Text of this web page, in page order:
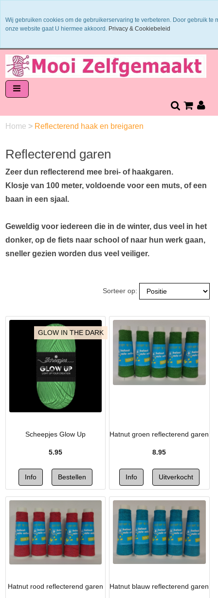
Garens worden uit 1 verfbad verzonden
Veilig online betalen of zelf overschrijven
Home > Reflecterend haak en breigaren
Reflecterend garen
Zeer dun reflecterend mee brei- of haakgaren.
Klosje van 100 meter, voldoende voor een muts, of een
baan in een sjaal.
Geweldig voor iedereen die in de winter, dus veel in het
donker, op de fiets naar school of naar hun werk gaan,
sneller gezien worden dus veel veiliger.
Sorteer op:
GLOW IN THE DARK
Scheepjes Glow Up
5.95
Hatnut groen reflecterend garen
8.95
Hatnut rood reflecterend garen Hatnut blauw reflecterend garen
Wij gebruiken cookies om de gebruikerservaring te verbeteren. Door gebruik te
onze website gaat U hiermee akkoord. Privacy & Cookiebeleid